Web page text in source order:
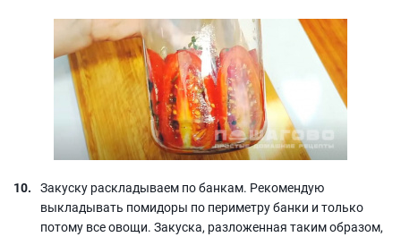
Закуску раскладываем по банкам. Рекомендую
выкладывать помидоры по периметру банки и только
потому все овощи. Закуска, разложенная таким образом,